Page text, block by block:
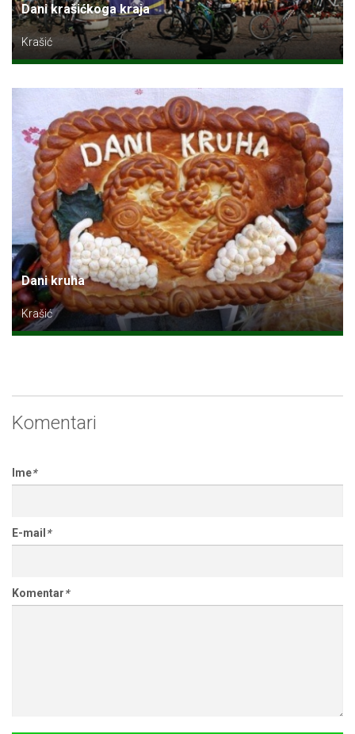
Dani krašićkoga kraja
Krašić
Dani kruha
Krašić
Komentari
Ime*
E-mail *
Komentar*